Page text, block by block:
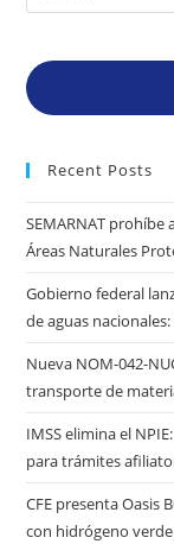
Recent Posts
SEMARNAT
Áreas Naturales
Gobierno federal
de aguas
Nueva NOM-042-
transporte de
IMSS elimina el
para trámites
CFE presenta Oasis
con hidrógeno